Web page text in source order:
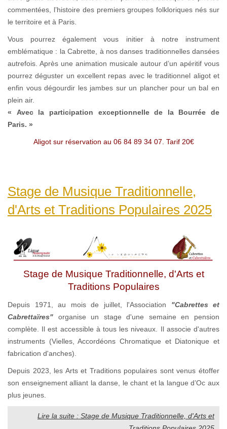
commentées, l’histoire des premiers groupes folkloriques nés sur
le territoire et à Paris.
Vous pourrez également vous initier à notre instrument
emblématique : la Cabrette, à nos danses traditionnelles dansées
autrefois. Après une animation musicale autour d’un apéritif vous
pourrez déguster un excellent repas avec le traditionnel aligot et
enfin vous dégourdir les jambes sur un plancher pour un bal en
plein air.
« Avec la participation exceptionnelle de la Bourrée de
Paris. »
Aligot sur réservation au 06 84 89 34 07. Tarif 20€
Stage de Musique Traditionnelle,
d'Arts et Traditions Populaires 2025
Stage de Musique Traditionnelle, d'Arts et
Traditions Populaires
Depuis 1971, au mois de juillet, l'Association "Cabrettes et
Cabrettaïres" organise un stage d'une semaine en pension
complète. Il est accessible à tous les niveaux. Il associe d'autres
instruments (Vielles, Accordéons Chromatique et Diatonique et
fabrication d'anches).
Depuis 2023, les Arts et Traditions populaires sont venus étoffer
son enseignement alliant la danse, le chant et la langue d’Oc aux
plus jeunes.
Lire la suite : Stage de Musique Traditionnelle, d'Arts et